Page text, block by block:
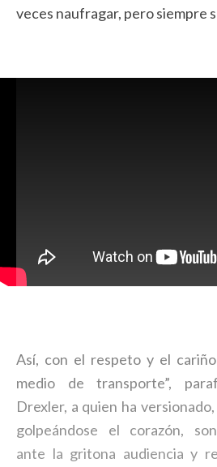
veces naufragar, pero siempre
Así, con el respeto y el
medio de transporte”,
Drexler, a quien ha
golpeándose el corazón,
ante la gritona audiencia y